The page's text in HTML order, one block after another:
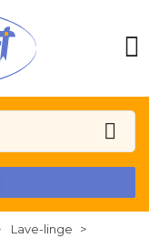
Lave-linge